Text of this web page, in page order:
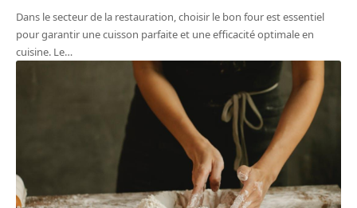
Dans le secteur de la restauration, choisir le bon four est essentiel
pour garantir une cuisson parfaite et une efficacité optimale en
cuisine. Le…